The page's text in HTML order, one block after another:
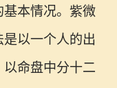
本情况。紫微
以一个人的出
命盘中分十二